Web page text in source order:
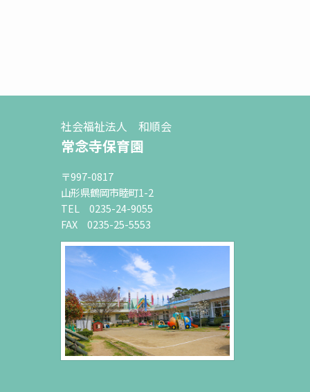
社会福祉法人 和順会
常念寺保育園
〒997-0817
山形県鶴岡市睦町1-2
TEL 0235-24-9055
FAX 0235-25-5553